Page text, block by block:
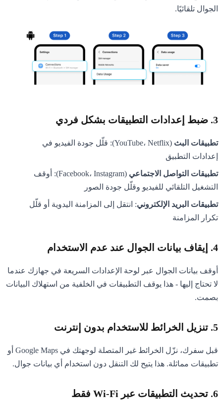
الجوال تلقائيًا.
3. ضبط إعدادات التطبيقات بشكل فردي
تطبيقات البث
(YouTube، Netflix): قلّل جودة الفيديو في
إعدادات التطبيق
تطبيقات التواصل الاجتماعي
(Facebook، Instagram): أوقف
التشغيل التلقائي للفيديو وقلّل جودة الصور
تطبيقات البريد الإلكتروني: انتقل إلى المزامنة اليدوية أو قلّل
تكرار المزامنة
4. إيقاف بيانات الجوال عند عدم الاستخدام
أوقف بيانات الجوال عبر لوحة الإعدادات السريعة في جهازك عندما
لا تحتاج إليها - هذا يوقف التطبيقات في الخلفية من استهلاك البيانات
بصمت.
5. تنزيل الخرائط للاستخدام بدون إنترنت
قبل سفرك، نزّل الخرائط غير المتصلة لوجهتك في Google Maps أو
تطبيقات مماثلة. هذا يتيح لك التنقل دون استخدام أي بيانات جوال.
6. تحديث التطبيقات عبر Wi-Fi فقط